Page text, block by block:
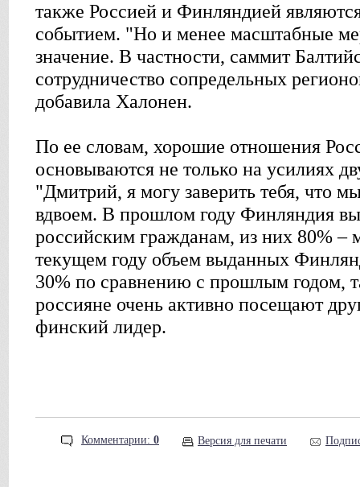
также Россией и Финляндией
событием. "Но и менее масштабные
значение. В частности, саммит
сотрудничество сопредельных
добавила Халонен.
По ее словам, хорошие отношения
основываются не только на усилиях
"Дмитрий, я могу заверить тебя, что
вдвоем. В прошлом году Финляндия
российским гражданам, из них 80% –
текущем году объем выданных
30% по сравнению с прошлым годом,
россияне очень активно посещают
финский лидер.
Комментарии: 0 Версия для печати